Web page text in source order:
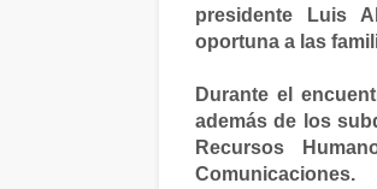
presidente Luis
oportuna a las
Durante el
además de los
Recursos
Comunicaciones.